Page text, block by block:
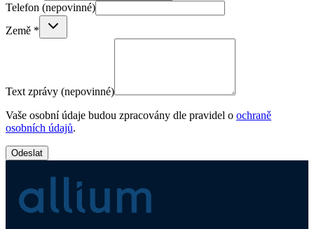
Telefon (nepovinné)
Země *
Text zprávy (nepovinné)
Vaše osobní údaje budou zpracovány dle pravidel o ochraně
osobních údajů.
Odeslat